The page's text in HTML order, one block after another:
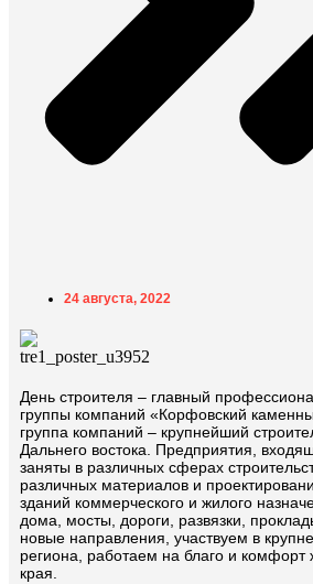
24 августа, 2022
День строителя – главный
группы компаний «Корфовский
группа компаний – крупнейший
Дальнего востока. Предприятия,
заняты в различных сферах
различных материалов и
зданий коммерческого и жилого
дома, мосты, дороги, развязки,
новые направления, участвуем в
региона, работаем на благо и комфорт
края.